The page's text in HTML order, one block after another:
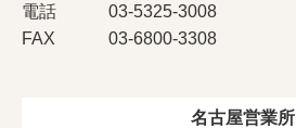
電話
FAX
03-5325-3008
03-6800-3308
名古屋営業所